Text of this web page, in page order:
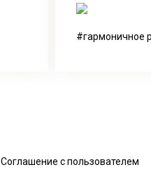
гармоничное
Соглашение с пользователем